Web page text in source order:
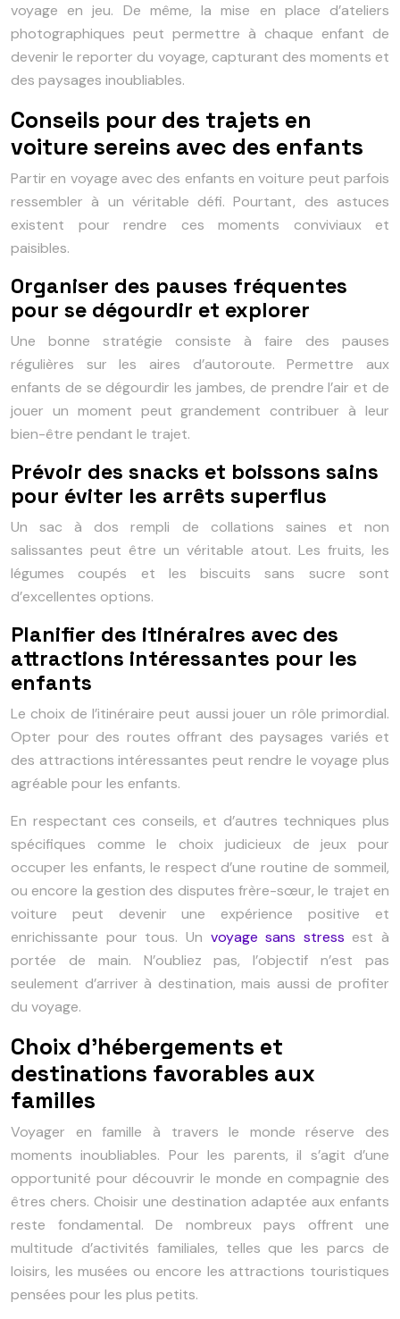
voyage en jeu. De même, la mise en place d’ateliers
photographiques peut permettre à chaque enfant de
devenir le reporter du voyage, capturant des moments et
des paysages inoubliables.
Conseils pour des trajets en
voiture sereins avec des enfants
Partir en voyage avec des enfants en voiture peut parfois
ressembler à un véritable défi. Pourtant, des astuces
existent pour rendre ces moments conviviaux et
paisibles.
Organiser des pauses fréquentes
pour se dégourdir et explorer
Une bonne stratégie consiste à faire des pauses
régulières sur les aires d’autoroute. Permettre aux
enfants de se dégourdir les jambes, de prendre l’air et de
jouer un moment peut grandement contribuer à leur
bien-être pendant le trajet.
Prévoir des snacks et boissons sains
pour éviter les arrêts superflus
Un sac à dos rempli de collations saines et non
salissantes peut être un véritable atout. Les fruits, les
légumes coupés et les biscuits sans sucre sont
d’excellentes options.
Planifier des itinéraires avec des
attractions intéressantes pour les
enfants
Le choix de l’itinéraire peut aussi jouer un rôle primordial.
Opter pour des routes offrant des paysages variés et
des attractions intéressantes peut rendre le voyage plus
agréable pour les enfants.
En respectant ces conseils, et d’autres techniques plus
spécifiques comme le choix judicieux de jeux pour
occuper les enfants, le respect d’une routine de sommeil,
ou encore la gestion des disputes frère-sœur, le trajet en
voiture peut devenir une expérience positive et
enrichissante pour tous. Un voyage sans stress est à
portée de main. N’oubliez pas, l’objectif n’est pas
seulement d’arriver à destination, mais aussi de profiter
du voyage.
Choix d’hébergements et
destinations favorables aux
familles
Voyager en famille à travers le monde réserve des
moments inoubliables. Pour les parents, il s’agit d’une
opportunité pour découvrir le monde en compagnie des
êtres chers. Choisir une destination adaptée aux enfants
reste fondamental. De nombreux pays offrent une
multitude d’activités familiales, telles que les parcs de
loisirs, les musées ou encore les attractions touristiques
pensées pour les plus petits.